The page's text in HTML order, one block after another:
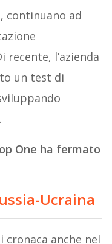
continuano ad
recente, l’azienda
un test di
One ha fermato
Ucraina
anche nel